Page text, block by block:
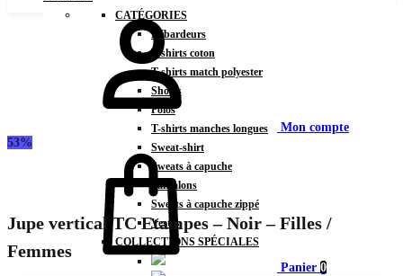
CATÉGORIES
Débardeurs
T-shirts coton
T-shirts match polyester
Shorts
Polos
T-shirts manches longues
Sweat-shirt
Sweats à capuche
Pantalons
Sweats à capuche zippé
Vestes
COLLECTIONS SPÉCIALES
Mon compte
Panier 0
53%
Jupe vertical TC Etampes – Noir – Filles /
Femmes